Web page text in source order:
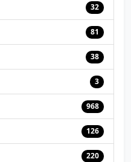
32
81
38
3
968
126
220